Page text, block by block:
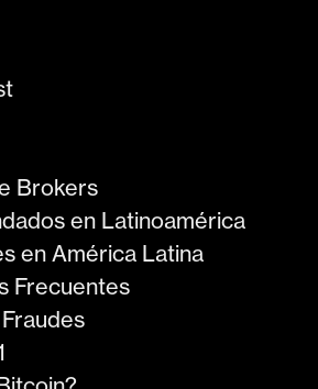
Brokers
en Latinoamérica
en América Latina
Frecuentes